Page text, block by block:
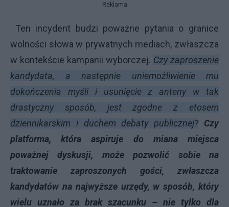
Reklama
Ten incydent budzi poważne pytania o granice
wolności słowa w prywatnych mediach, zwłaszcza
w kontekście kampanii wyborczej. Czy zaproszenie
kandydata, a następnie uniemożliwienie mu
dokończenia myśli i usunięcie z anteny w tak
drastyczny sposób, jest zgodne z etosem
dziennikarskim i duchem debaty publicznej? Czy
platforma, która aspiruje do miana miejsca
poważnej dyskusji, może pozwolić sobie na
traktowanie zaproszonych gości, zwłaszcza
kandydatów na najwyższe urzędy, w sposób, który
wielu uznało za brak szacunku – nie tylko dla